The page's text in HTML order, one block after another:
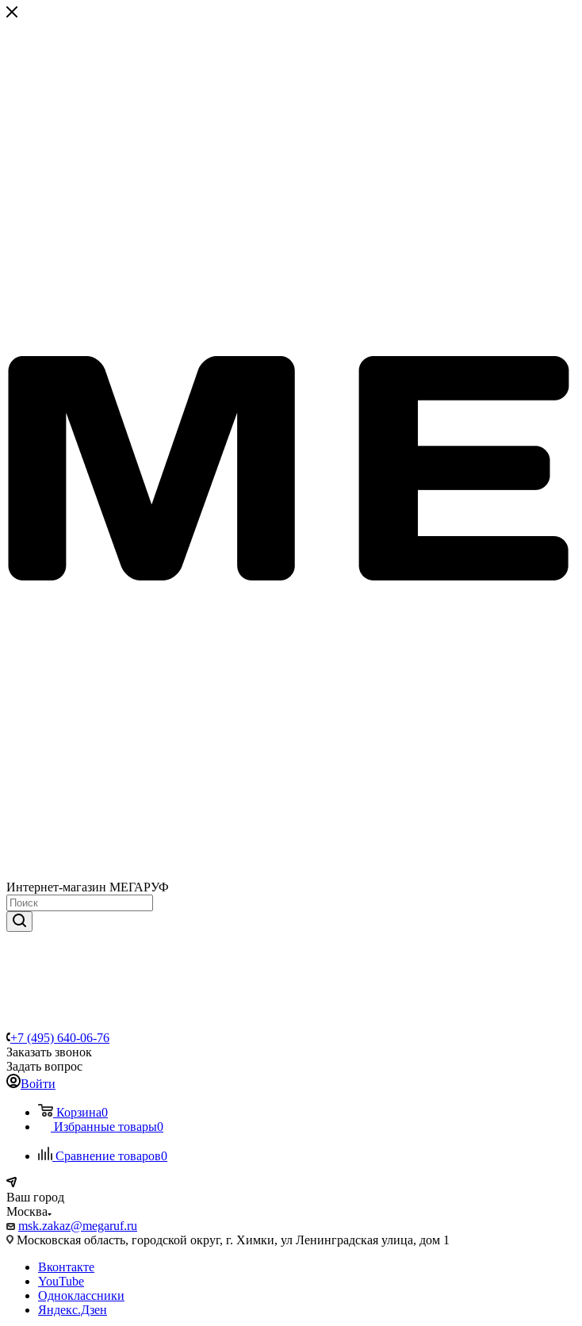
Интернет-магазин МЕГАРУФ
+7 (495) 640-06-76
Заказать звонок
Задать вопрос
Войти
Корзина0
Избранные товары0
Сравнение товаров0
Ваш город
Москва
msk.zakaz@megaruf.ru
Московская область, городской округ, г. Химки, ул Ленинградская улица, дом 1
Вконтакте
YouTube
Одноклассники
Яндекс.Дзен